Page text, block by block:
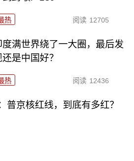
热 阅读 12705
度满世界绕了一大圈，最后发
还是中国好？
热 阅读 12436
普京核红线，到底有多红？